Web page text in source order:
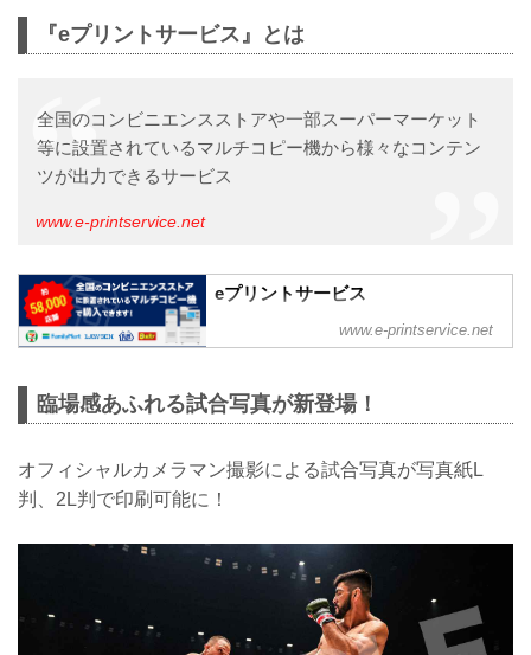
『eプリントサービス』とは
全国のコンビニエンスストアや一部スーパーマーケット
等に設置されているマルチコピー機から様々なコンテン
ツが出力できるサービス
www.e-printservice.net
eプリントサービス
全国コンビニのコピー機から利用できま
す
www.e-printservice.net
臨場感あふれる試合写真が新登場！
オフィシャルカメラマン撮影による試合写真が写真紙L
判、2L判で印刷可能に！